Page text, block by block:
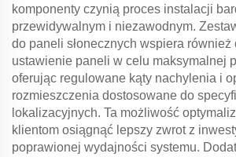
komponenty czynią proces instalacji
przewidywalnym i niezawodnym.
do paneli słonecznych wspiera również
ustawienie paneli w celu maksymalnej
oferując regulowane kąty nachylenia i
rozmieszczenia dostosowane do
lokalizacyjnych. Ta możliwość
klientom osiągnąć lepszy zwrot z
poprawionej wydajności systemu.